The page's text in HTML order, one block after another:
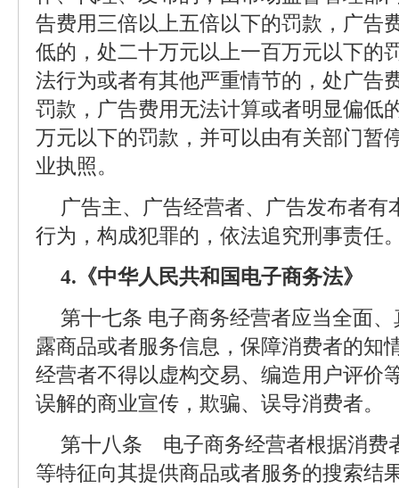
告费用三倍以上五倍以下的罚款，广告
低的，处二十万元以上一百万元以下的
法行为或者有其他严重情节的，处广告
罚款，广告费用无法计算或者明显偏低
万元以下的罚款，并可以由有关部门暂
业执照。
广告主、广告经营者、广告发布者有
行为，构成犯罪的，依法追究刑事责任
4.《中华人民共和国电子商务法》
第十七条 电子商务经营者应当全面
露商品或者服务信息，保障消费者的知
经营者不得以虚构交易、编造用户评价
误解的商业宣传，欺骗、误导消费者。
第十八条 电子商务经营者根据消费
等特征向其提供商品或者服务的搜索结